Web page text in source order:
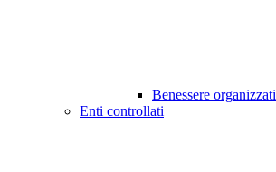
Benessere
Enti controllati